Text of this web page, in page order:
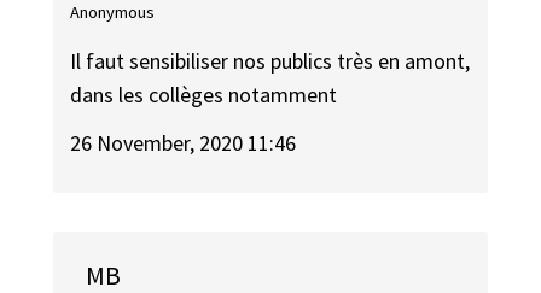
Anonymous
Il faut sensibiliser nos publics très en amont,
dans les collèges notamment
26 November, 2020 11:46
MB